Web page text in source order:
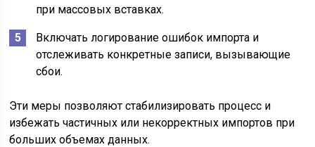
при массовых вставках.
Включать логирование ошибок импорта и
отслеживать конкретные записи, вызывающие
сбои.
Эти меры позволяют стабилизировать процесс и
избежать частичных или некорректных импортов при
больших объемах данных.